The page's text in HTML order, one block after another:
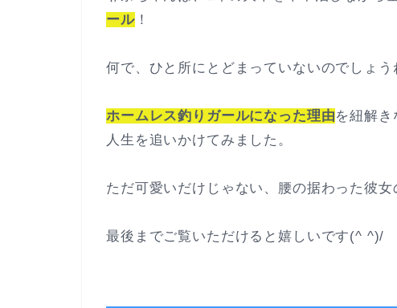
ール！
何で、ひと所にとどまっていないのでしょう
ホームレス釣りガールになった理由を紐解き
人生を追いかけてみました。
ただ可愛いだけじゃない、腰の据わった彼女
最後までご覧いただけると嬉しいです(^ ^)/